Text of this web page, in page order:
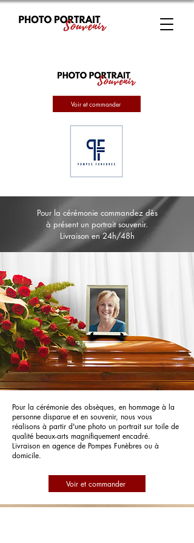
Voir et commander
Pour la cérémonie commandez dès
à présent un portrait souvenir.
Livraison en 24h/48h
Pour la cérémonie des obsèques, en hommage à la
personne disparue et en souvenir, nous vous
réalisons à partir d'une photo un portrait sur toile de
qualité beaux-arts magnifiquement encadré.
Livraison en agence de Pompes Funèbres ou à
domicile.
Voir et commander